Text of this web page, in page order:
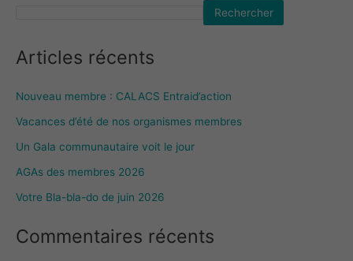
Rechercher
Articles récents
Nouveau membre : CALACS Entraid’action
Vacances d’été de nos organismes membres
Un Gala communautaire voit le jour
AGAs des membres 2026
Votre Bla-bla-do de juin 2026
Commentaires récents